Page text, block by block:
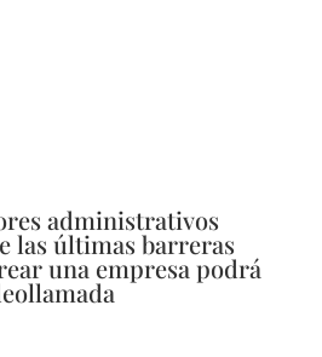
administrativos
las últimas barreras
una empresa podrá